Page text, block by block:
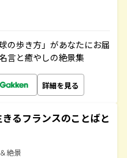
の歩き方」があなたにお届
言と癒やしの絶景集
詳細を見る
るフランスのことばと
絶景